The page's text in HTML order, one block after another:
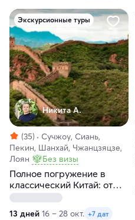
Экскурсионные туры
Никита А.
(35)
Сучжоу, Сиань,
Пекин, Шанхай, Чжанцзяцзе,
Лоян
Без визы
Полное погружение в
классический Китай: от
Пекина до Шанхая
13 дней 16 – 28 окт. +7 дат